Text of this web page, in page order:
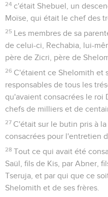
24 c'était Shebuel, un
Moïse, qui était le chef des
25 Les membres de sa
de celui-ci, Rechabia, lui-
père de Zicri, père de
26 C'étaient ce Shelomith et
responsables de tous les
qu'avaient consacrées le roi
chefs de milliers et de
27 C'était sur le butin pris à
consacrées pour l'entretien
28 Tout ce qui avait été
Saül, fils de Kis, par Abner,
Tseruja, et par qui que ce
Shelomith et de ses frères.